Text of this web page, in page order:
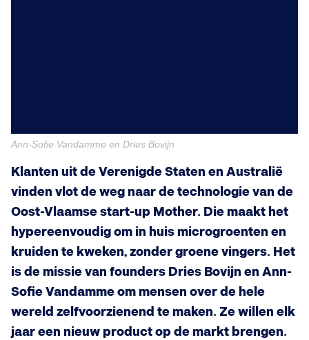
Ann-Sofie Vandamme en Dries Bovijn
Klanten uit de Verenigde Staten en Australië
vinden vlot de weg naar de technologie van de
Oost-Vlaamse start-up Mother. Die maakt het
hypereenvoudig om in huis microgroenten en
kruiden te kweken, zonder groene vingers. Het
is de missie van founders Dries Bovijn en Ann-
Sofie Vandamme om mensen over de hele
wereld zelfvoorzienend te maken. Ze willen elk
jaar een nieuw product op de markt brengen.